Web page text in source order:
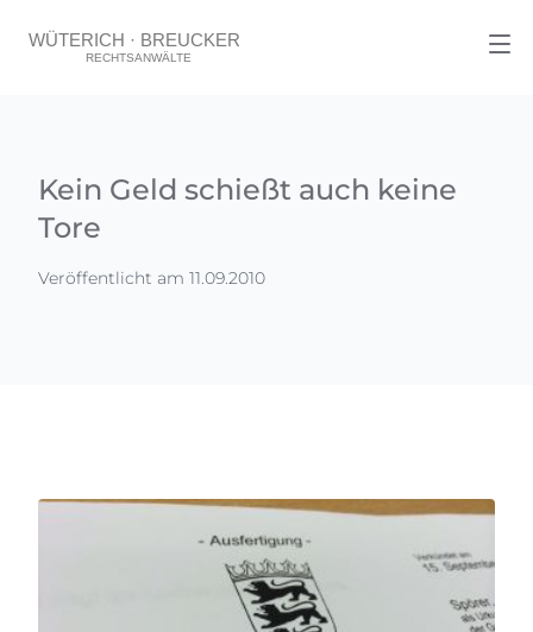
Kein Geld schießt auch keine
Tore
Veröffentlicht am 11.09.2010